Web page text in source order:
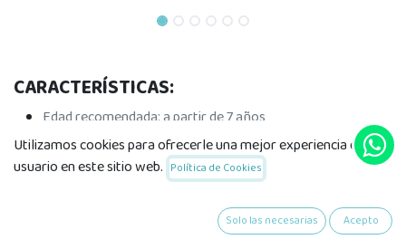
CARACTERÍSTICAS:
Edad recomendada: a partir de 7 años
de 2 a 4 jugadores
Medidas:12x19,5x5
Utilizamos cookies para ofrecerle una mejor experiencia de
usuario en este sitio web. Política de Cookies
Solo las necesarias Acepto